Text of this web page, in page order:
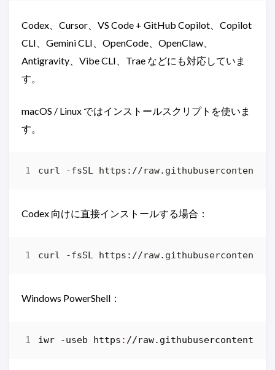
Codex、Cursor、VS Code + GitHub Copilot、Copilot
CLI、Gemini CLI、OpenCode、OpenClaw、
Antigravity、Vibe CLI、Trae などにも対応していま
す。
macOS / Linux ではインストールスクリプトを使いま
す。
curl -fsSL https://
Codex 向けに直接インストールする場合：
curl -fsSL https://
Windows PowerShell：
iwr -useb https : //raw. githubusercontent